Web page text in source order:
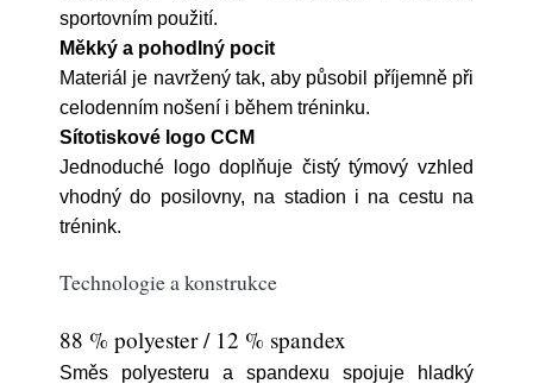
sportovním použití.
Měkký a pohodlný pocit
Materiál je navržený tak, aby působil příjemně při
celodenním nošení i během tréninku.
Sítotiskové logo CCM
Jednoduché logo doplňuje čistý týmový vzhled
vhodný do posilovny, na stadion i na cestu na
trénink.
Technologie a konstrukce
88 % polyester / 12 % spandex
Směs polyesteru a spandexu spojuje hladký